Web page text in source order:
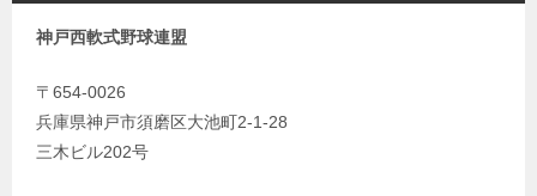
神戸西軟式野球連盟
〒654-0026
兵庫県神戸市須磨区大池町2-1-28
三木ビル202号